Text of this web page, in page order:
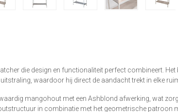
die design en functionaliteit perfect combineert. Het
waardoor hij direct de aandacht trekt in elke
mangohout met een Ashblond afwerking, wat
in combinatie met het geometrische patroon